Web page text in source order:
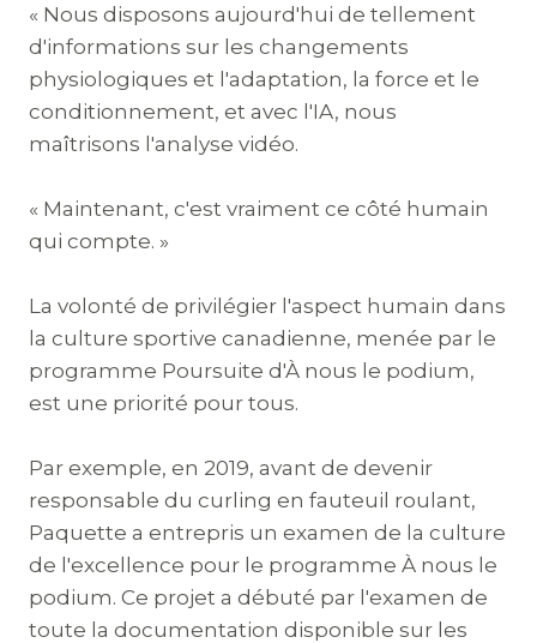
« Nous disposons aujourd'hui de tellement
d'informations sur les changements
physiologiques et l'adaptation, la force et le
conditionnement, et avec l'IA, nous
maîtrisons l'analyse vidéo.
« Maintenant, c'est vraiment ce côté humain
qui compte. »
La volonté de privilégier l'aspect humain dans
la culture sportive canadienne, menée par le
programme Poursuite d'À nous le podium,
est une priorité pour tous.
Par exemple, en 2019, avant de devenir
responsable du curling en fauteuil roulant,
Paquette a entrepris un examen de la culture
de l'excellence pour le programme À nous le
podium. Ce projet a débuté par l'examen de
toute la documentation disponible sur les